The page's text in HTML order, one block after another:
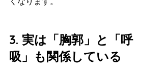
3. 実は「胸郭」と「呼
吸」も関係している